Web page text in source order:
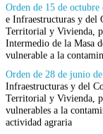
Orden de 15 de octubre
e Infraestructuras y del
Territorial y Vivienda,
Intermedio de la Masa
vulnerable a la
Orden de 28 de junio
Infraestructuras y del
Territorial y Vivienda,
vulnerables a la
actividad agraria